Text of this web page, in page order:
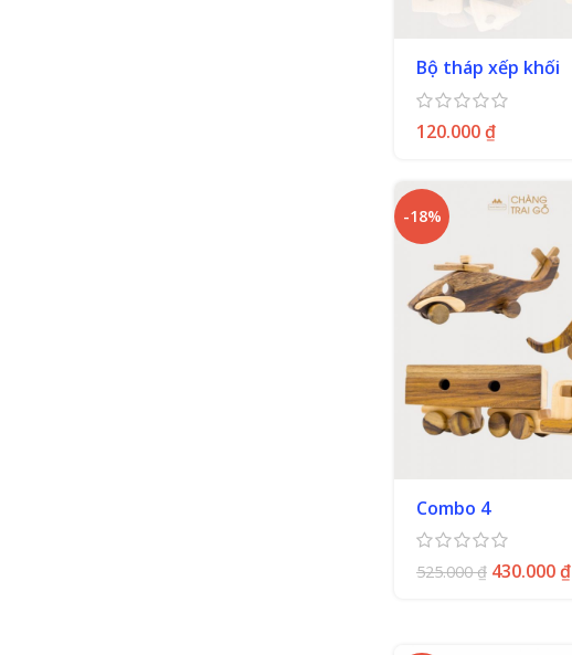
Bộ tháp xếp khối
120.000₫
-18%
Combo 4
525.000₫ 430.000₫